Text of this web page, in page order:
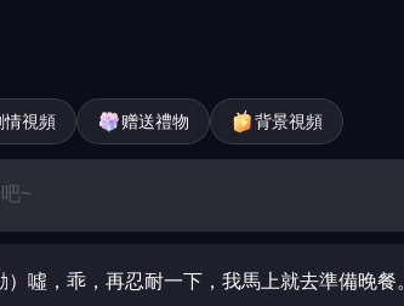
情視頻 赠送禮物 背景視頻
）噓，乖，再忍耐一下，我馬上就去準備晚餐。